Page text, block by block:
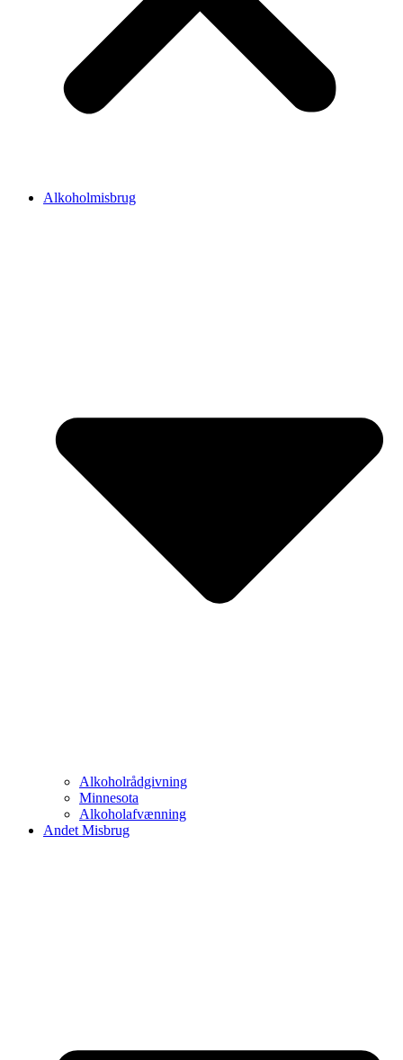
Alkoholmisbrug
Alkoholrådgivning
Minnesota
Alkoholafvænning
Andet Misbrug